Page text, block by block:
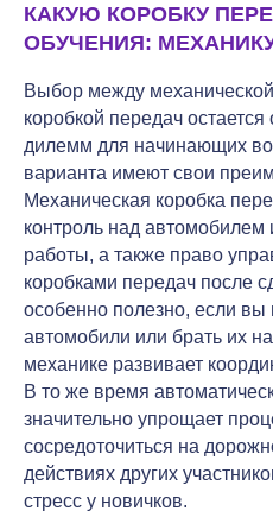
КАКУЮ КОРОБКУ
ОБУЧЕНИЯ:
Выбор между
коробкой передач
дилемм для начинающих
варианта имеют свои
Механическая коробка
контроль над
работы, а также право
коробками передач после
особенно полезно, если вы
автомобили или брать их
механике развивает
В то же время
значительно упрощает
сосредоточиться на
действиях других
стресс у новичков.